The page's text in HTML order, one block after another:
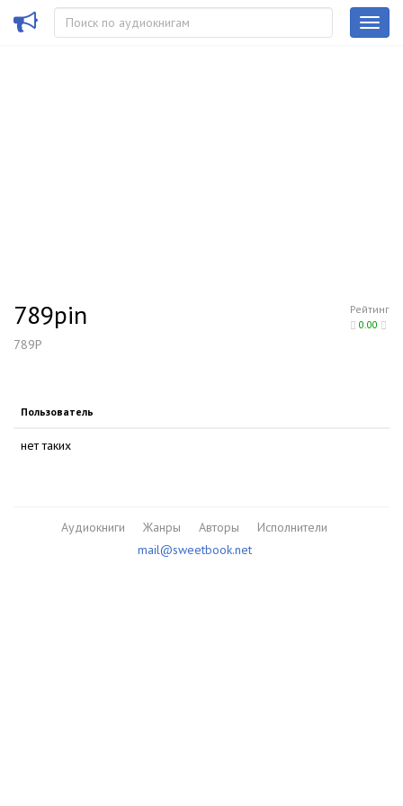
Рейтинг
0.00
789pin
789P
Пользователь
нет таких
Аудиокниги Жанры Авторы
Исполнители
mail@sweetbook.net